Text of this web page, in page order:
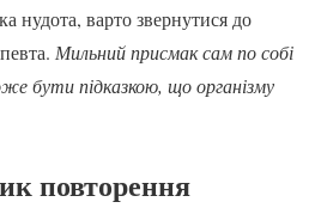
нудота, варто звернутися до
Мильний присмак сам по собі
бути підказкою, що організму
повторення